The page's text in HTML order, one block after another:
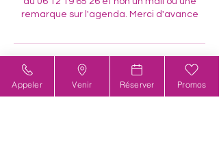
remarque sur l'agenda. Merci d'avance
Coordonnées
Appeler Venir Réserver Promos